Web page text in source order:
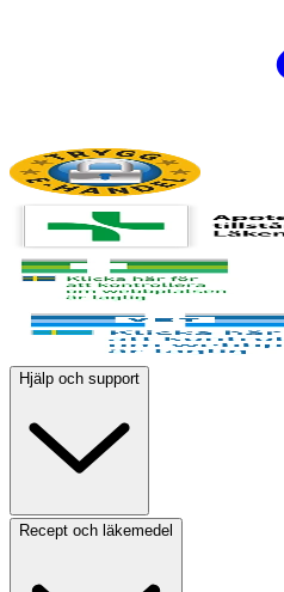
Hjälp och support
Recept och läkemedel